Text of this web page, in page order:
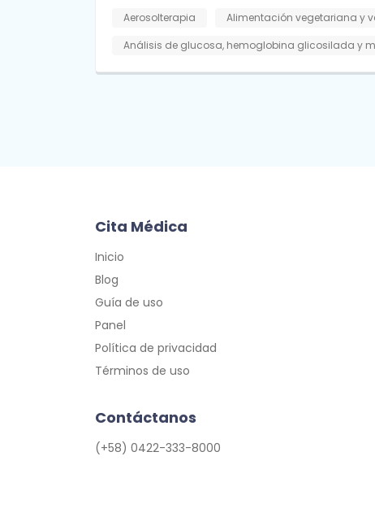
Aerosolterapia Alimentación vegetariana y
Análisis de glucosa, hemoglobina glicosilada y
Cita Médica
Inicio
Blog
Guía de uso
Panel
Política de privacidad
Términos de uso
Contáctanos
(+58) 0422-333-8000